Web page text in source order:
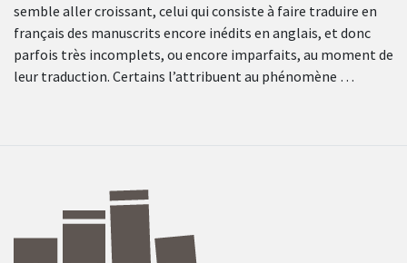
semble aller croissant, celui qui consiste à faire traduire en
français des manuscrits encore inédits en anglais, et donc
parfois très incomplets, ou encore imparfaits, au moment de
leur traduction. Certains l’attribuent au phénomène …